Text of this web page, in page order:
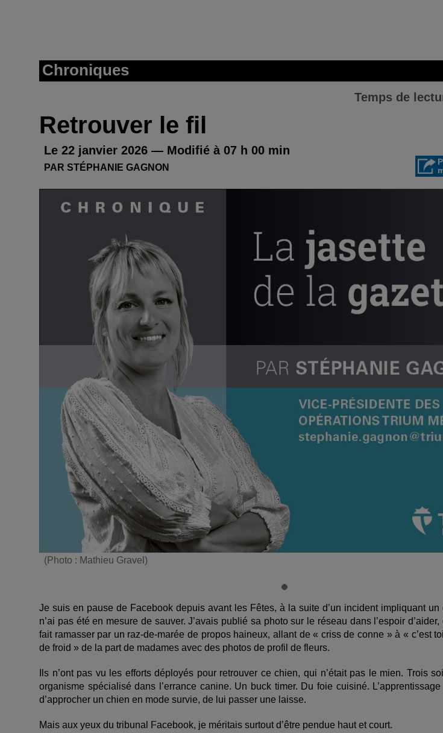
Chroniques
Temps de
Retrouver le fil
Le 22 janvier 2026 — Modifié à 07 h 00 min
PAR STÉPHANIE GAGNON
(Photo : Mathieu Gravel)
Je suis en pause de Facebook depuis avant les Fêtes, à la suite d’un incident impliquant un
n’ai pas été en mesure de sauver. J’avais publié sa photo sur le réseau dans l’espoir
fait ramasser par un raz-de-marée de propos haineux, allant de « criss de conne » à « c’est
de froid » de la part de madames avec des photos de profil de fleurs.
Ils n’ont pas vu les efforts déployés pour retrouver ce chien, qui n’était pas le mien. Trois
organisme spécialisé dans l’errance canine. Un buck timer. Du foie cuisiné.
d’approcher un chien en mode survie, de lui passer une laisse.
Mais aux yeux du tribunal Facebook, je méritais surtout d’être pendue haut et court.